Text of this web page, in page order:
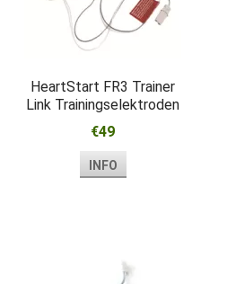
HeartStart FR3 Trainer
Link Trainingselektroden
€49
INFO